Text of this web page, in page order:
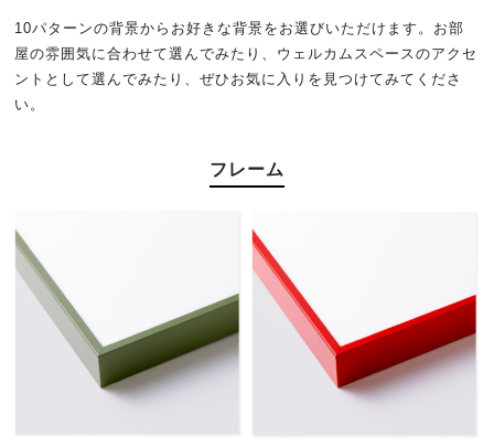
10パターンの背景からお好きな背景をお選びいただけます。お部
屋の雰囲気に合わせて選んでみたり、ウェルカムスペースのアクセ
ントとして選んでみたり、ぜひお気に入りを見つけてみてくださ
い。
フレーム